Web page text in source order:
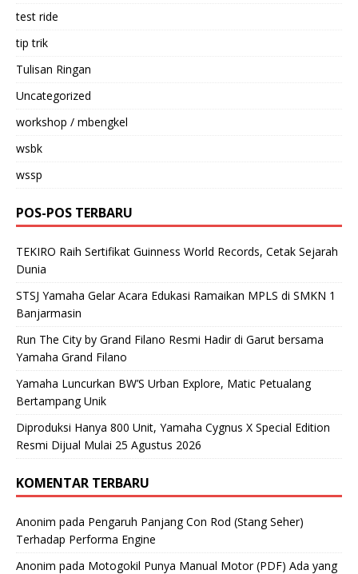
test ride
tip trik
Tulisan Ringan
Uncategorized
workshop / mbengkel
wsbk
wssp
POS-POS TERBARU
TEKIRO Raih Sertifikat Guinness World Records, Cetak Sejarah
Dunia
STSJ Yamaha Gelar Acara Edukasi Ramaikan MPLS di SMKN 1
Banjarmasin
Run The City by Grand Filano Resmi Hadir di Garut bersama
Yamaha Grand Filano
Yamaha Luncurkan BW’S Urban Explore, Matic Petualang
Bertampang Unik
Diproduksi Hanya 800 Unit, Yamaha Cygnus X Special Edition
Resmi Dijual Mulai 25 Agustus 2026
KOMENTAR TERBARU
Anonim pada Pengaruh Panjang Con Rod (Stang Seher)
Terhadap Performa Engine
Anonim pada Motogokil Punya Manual Motor (PDF) Ada yang